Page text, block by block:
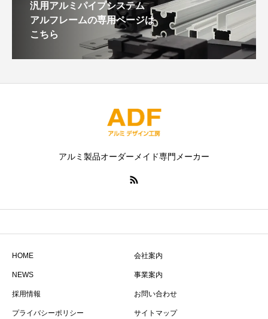
汎用アルミパイプシステム
アルフレームの専用ページは
こちら
アルミ製品オーダーメイド専門メーカー
HOME 会社案内
NEWS 事業案内
採用情報 お問い合わせ
プライバシーポリシー サイトマップ